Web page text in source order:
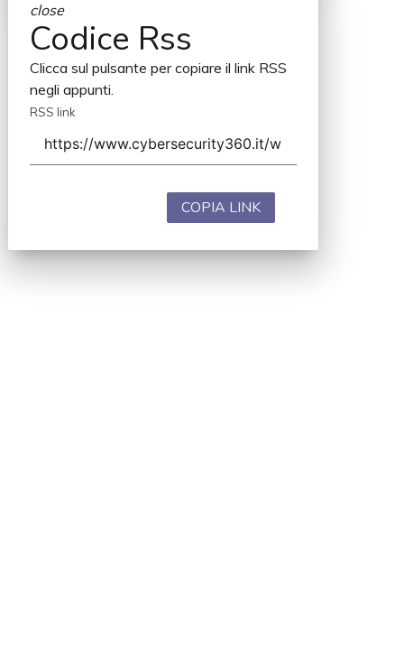
close
Codice Rss
Clicca sul pulsante per copiare il link RSS
negli appunti.
RSS link
COPIA LINK